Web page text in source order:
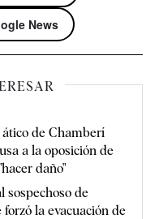
News
de Chamberí
a la oposición de
daño"
sospechoso de
la evacuación de